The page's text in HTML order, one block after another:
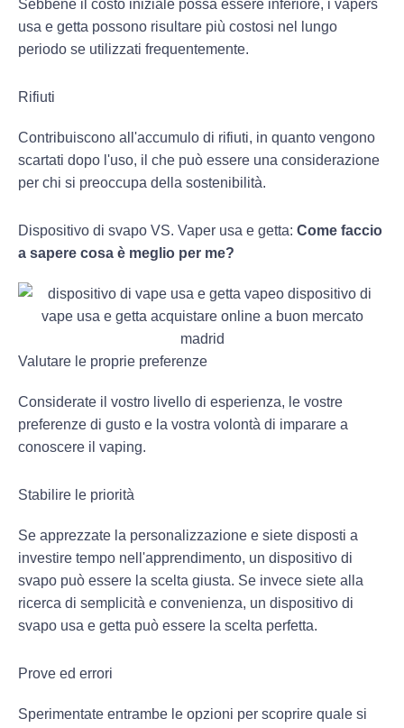
Sebbene il costo iniziale possa essere inferiore, i vapers
usa e getta possono risultare più costosi nel lungo
periodo se utilizzati frequentemente.
Rifiuti
Contribuiscono all'accumulo di rifiuti, in quanto vengono
scartati dopo l'uso, il che può essere una considerazione
per chi si preoccupa della sostenibilità.
Dispositivo di svapo VS. Vaper usa e getta: Come faccio
a sapere cosa è meglio per me?
Valutare le proprie preferenze
Considerate il vostro livello di esperienza, le vostre
preferenze di gusto e la vostra volontà di imparare a
conoscere il vaping.
Stabilire le priorità
Se apprezzate la personalizzazione e siete disposti a
investire tempo nell'apprendimento, un dispositivo di
svapo può essere la scelta giusta. Se invece siete alla
ricerca di semplicità e convenienza, un dispositivo di
svapo usa e getta può essere la scelta perfetta.
Prove ed errori
Sperimentate entrambe le opzioni per scoprire quale si